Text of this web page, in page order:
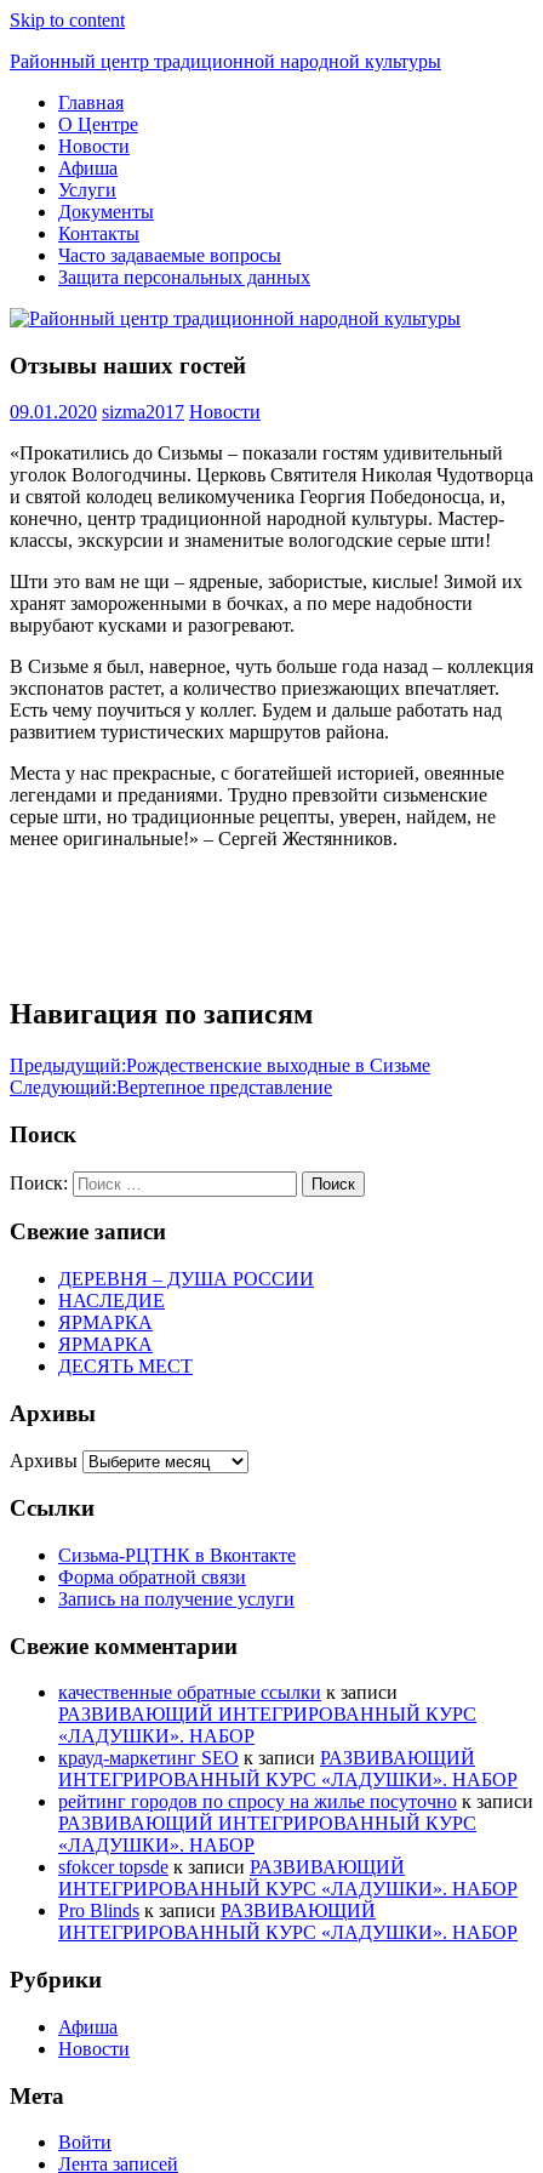
Skip to content
Районный центр традиционной народной культуры
Главная
О Центре
Новости
Афиша
Услуги
Документы
Контакты
Часто задаваемые вопросы
Защита персональных данных
Отзывы наших гостей
09.01.2020 sizma2017 Новости
«Прокатились до Сизьмы – показали гостям удивительный
уголок Вологодчины. Церковь Святителя Николая Чудотворца
и святой колодец великомученика Георгия Победоносца, и,
конечно, центр традиционной народной культуры. Мастер-
классы, экскурсии и знаменитые вологодские серые шти!
Шти это вам не щи – ядреные, забористые, кислые! Зимой их
хранят замороженными в бочках, а по мере надобности
вырубают кусками и разогревают.
В Сизьме я был, наверное, чуть больше года назад – коллекция
экспонатов растет, а количество приезжающих впечатляет.
Есть чему поучиться у коллег. Будем и дальше работать над
развитием туристических маршрутов района.
Места у нас прекрасные, с богатейшей историей, овеянные
легендами и преданиями. Трудно превзойти сизьменские
серые шти, но традиционные рецепты, уверен, найдем, не
менее оригинальные!» – Сергей Жестянников.
Навигация по записям
Предыдущий:Рождественские выходные в Сизьме
Следующий:Вертепное представление
Поиск
Поиск: Поиск
Свежие записи
ДЕРЕВНЯ – ДУША РОССИИ
НАСЛЕДИЕ
ЯРМАРКА
ЯРМАРКА
ДЕСЯТЬ МЕСТ
Архивы
Архивы
Ссылки
Сизьма-РЦТНК в Вконтакте
Форма обратной связи
Запись на получение услуги
Свежие комментарии
качественные обратные ссылки к записи
РАЗВИВАЮЩИЙ ИНТЕГРИРОВАННЫЙ КУРС
«ЛАДУШКИ». НАБОР
крауд-маркетинг SEO к записи РАЗВИВАЮЩИЙ
ИНТЕГРИРОВАННЫЙ КУРС «ЛАДУШКИ». НАБОР
рейтинг городов по спросу на жилье посуточно к записи
РАЗВИВАЮЩИЙ ИНТЕГРИРОВАННЫЙ КУРС
«ЛАДУШКИ». НАБОР
sfokcer topsde к записи РАЗВИВАЮЩИЙ
ИНТЕГРИРОВАННЫЙ КУРС «ЛАДУШКИ». НАБОР
Pro Blinds к записи РАЗВИВАЮЩИЙ
ИНТЕГРИРОВАННЫЙ КУРС «ЛАДУШКИ». НАБОР
Рубрики
Афиша
Новости
Мета
Войти
Лента записей